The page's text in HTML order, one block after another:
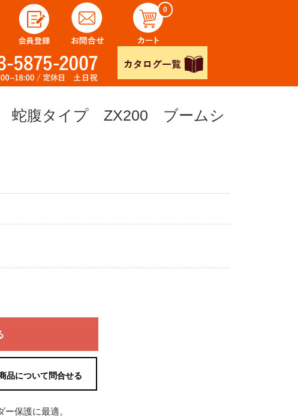
0
蛇腹タイプ ZX200 ブームシ
品について問合せる
保護に最適。